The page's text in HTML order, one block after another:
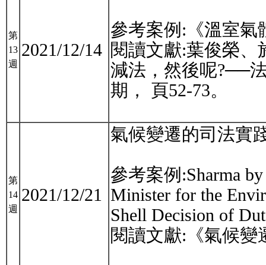
第
13
週
2021/12/14
參考案例:《溫室氣
閱讀文獻:葉俊榮、
減法，然後呢?──
期， 頁52-73。
第
14
週
2021/12/21
氣候變遷的司法實
參考案例:Sharma
Minister for the
Shell Decision of
閱讀文獻:《氣候變